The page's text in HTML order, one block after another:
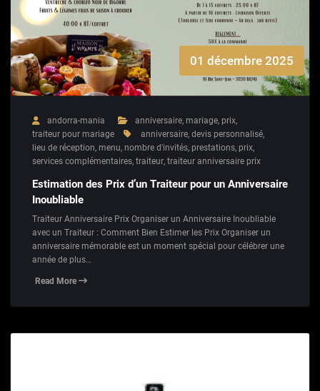
01 décembre 2025
andorra-mania anniversaire, mariage, prix,
traiteur pour mariage
anniversaire, devis personnalisé,
lieu de réception, menu, nombre d'invités, prestations, prix,
services complémentaires, traiteur, traiteur anniversaire prix
Estimation des Prix d’un Traiteur pour un Anniversaire
Inoubliable
Traiteur Anniversaire Prix Organiser un Anniversaire Inoubliable
avec un Traiteur : Comment Bien Estimer les Prix Organiser un
anniversaire mémorable est un moment spécial pour célébrer une
année de plus…
Read More